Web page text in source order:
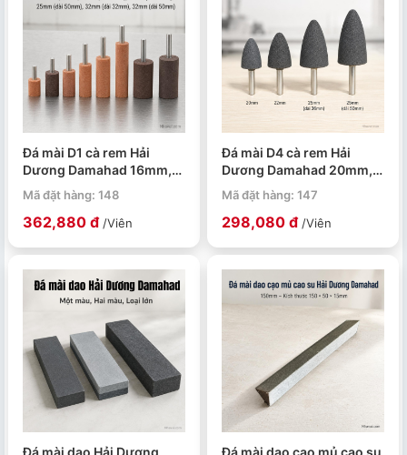
Đá mài D1 cà rem Hải
Dương Damahad 16mm,
20mm, 25mm (dài
25mm), 25mm (dài
30mm), 25mm (dài
32mm), 32mm (dài
50mm)
Mã đặt hàng: 148
362,880 đ /Viên
Đá mài D4 cà rem Hải
Dương Damahad 20mm,
22mm, 25mm (dài
36mm), 25mm (dài
50mm)
Mã đặt hàng: 147
298,080 đ /Viên